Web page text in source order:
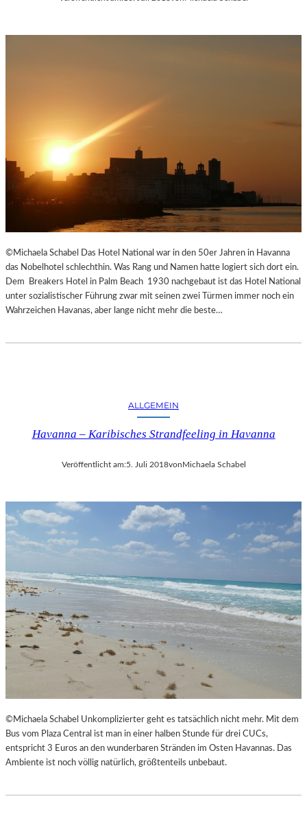
©Michaela Schabel Das Hotel National war in den 50er Jahren in Havanna
das Nobelhotel schlechthin. Was Rang und Namen hatte logiert sich dort ein.
Dem Breakers Hotel in Palm Beach 1930 nachgebaut ist das Hotel National
unter sozialistischer Führung zwar mit seinen zwei Türmen immer noch ein
Wahrzeichen Havanas, aber lange nicht mehr die beste…
ALLGEMEIN
Havanna – Karibisches Strandfeeling in Havanna
Veröffentlicht am:5. Juli 2018vonMichaela Schabel
©Michaela Schabel Unkomplizierter geht es tatsächlich nicht mehr. Mit dem
Bus vom Plaza Central ist man in einer halben Stunde für drei CUCs,
entspricht 3 Euros an den wunderbaren Stränden im Osten Havannas. Das
Ambiente ist noch völlig natürlich, größtenteils unbebaut.